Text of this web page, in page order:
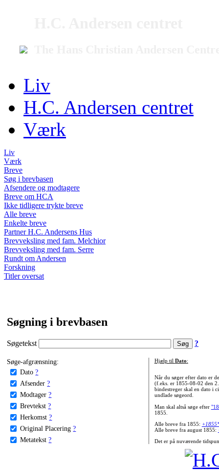
Liv
H.C. Andersen centret
Værk
Liv
Værk
Breve
Søg i brevbasen
Afsendere og modtagere
Breve om HCA
Ikke tidligere trykte breve
Alle breve
Enkelte breve
Partner H.C. Andersens Hus
Brevveksling med fam. Melchior
Brevveksling med fam. Serre
Rundt om Andersen
Forskning
Titler oversat
Søgning i brevbasen
Søgetekst ?
Søge-afgrænsning:
Dato ?
Afsender ?
Modtager ?
Brevtekst ?
Herkomst ?
Original Placering ?
Metatekst ?
Hjælp til Dato:
Når du søger efter dato er
(f.eks. er 1855-08-02 den
bindestreger skal en dato i
undlade søgeord.
Man skal altså søge efter
1855.
Alle breve fra 1855:
Alle breve fra august 1855:
Det er på nuværende